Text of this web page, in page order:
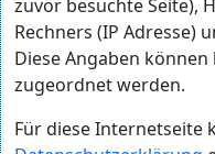
zuvor besuchte Seite),
Rechners (IP Adresse)
Diese Angaben
zugeordnet werden.
Für diese Internetseite